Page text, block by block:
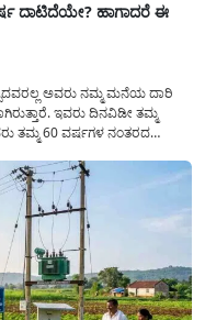
ದಾಟಿದೆಯೇ? ಹಾಗಾದರೆ ಈ
ಅವರು ನಮ್ಮ ಮನೆಯ ದಾರಿ
ಇವರು ದಿನವಿಡೀ ತಮ್ಮ
ತಮ್ಮ 60 ವರ್ಷಗಳ ನಂತರದ